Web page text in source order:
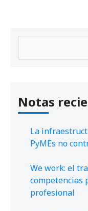
Notas
La
PyMEs no
We work: el
competencias
profesional